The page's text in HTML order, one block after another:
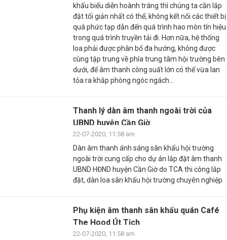
khấu biểu diễn hoành tráng thì chúng ta cần lắp
đặt tối giản nhất có thể, không kết nối các thiết bị
quá phức tạp dẫn đến quá trình hao mòn tín hiệu
trong quá trình truyền tải đi. Hơn nữa, hệ thống
loa phải được phân bổ đa hướng, không được
cùng tập trung về phía trung tâm hội trường bên
dưới, để âm thanh công suất lớn có thể vừa lan
tỏa ra khắp phòng ngóc ngách...
Thanh lý dàn âm thanh ngoài trời của
UBND huyện Cần Giờ
22-07-2020, 11:58 am
Dàn âm thanh ánh sáng sân khấu hội trường
ngoài trời cung cấp cho dự án lắp đặt âm thanh
UBND HĐND huyện Cần Giờ do TCA thi công lắp
đặt, dàn loa sân khấu hội trường chuyên nghiệp
Phụ kiện âm thanh sân khấu quán Café
The Hood Út Tịch
22-07-2020, 11:58 am